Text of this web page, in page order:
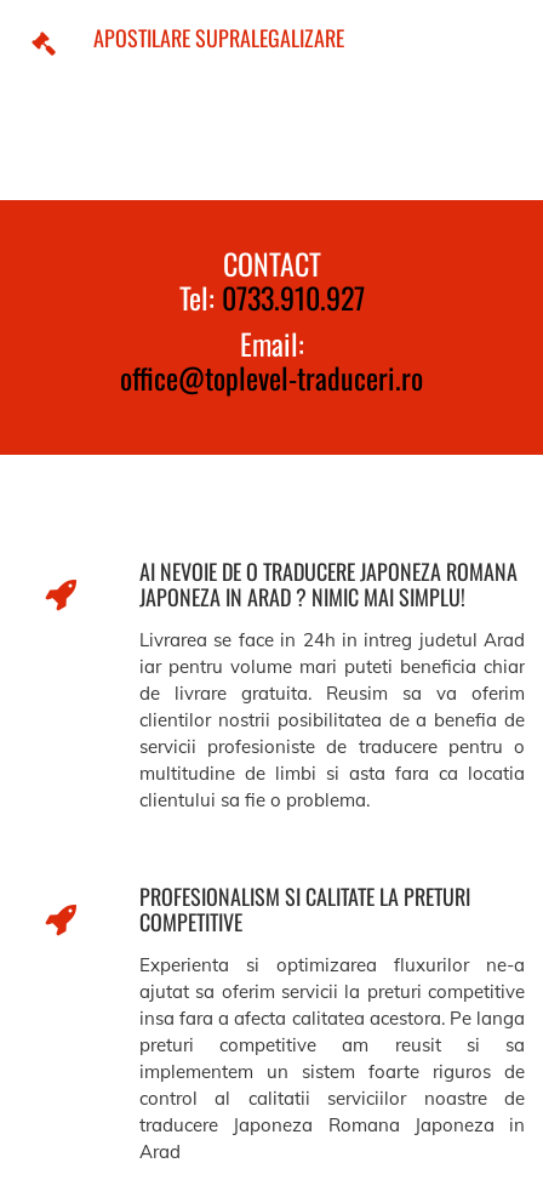
APOSTILARE SUPRALEGALIZARE
CONTACT
Tel: 0733.910.927
Email:
office@toplevel-traduceri.ro
AI NEVOIE DE O TRADUCERE JAPONEZA ROMANA
JAPONEZA IN ARAD ? NIMIC MAI SIMPLU!
Livrarea se face in 24h in intreg judetul Arad
iar pentru volume mari puteti beneficia chiar
de livrare gratuita. Reusim sa va oferim
clientilor nostrii posibilitatea de a benefia de
servicii profesioniste de traducere pentru o
multitudine de limbi si asta fara ca locatia
clientului sa fie o problema.
PROFESIONALISM SI CALITATE LA PRETURI
COMPETITIVE
Experienta si optimizarea fluxurilor ne-a
ajutat sa oferim servicii la preturi competitive
insa fara a afecta calitatea acestora. Pe langa
preturi competitive am reusit si sa
implementem un sistem foarte riguros de
control al calitatii serviciilor noastre de
traducere Japoneza Romana Japoneza in
Arad